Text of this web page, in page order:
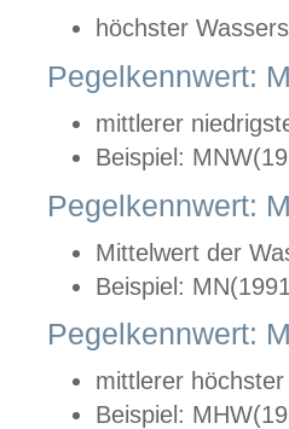
höchster
Pegelkennwert:
mittlerer
Beispiel:
Pegelkennwert:
Mittelwert der
Beispiel:
Pegelkennwert:
mittlerer
Beispiel: